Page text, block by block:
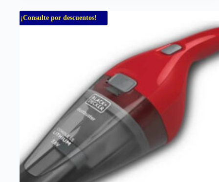
¡Consulte por descuentos!